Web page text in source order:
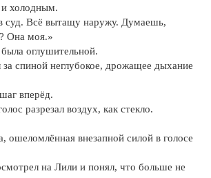
и холодным.
суд. Всё вытащу наружу. Думаешь,
Она моя.»
оглушительной.
за спиной неглубокое, дрожащее дыхание
вперёд.
разрезал воздух, как стекло.
ошеломлённая внезапной силой в голосе
на Лили и понял, что больше не